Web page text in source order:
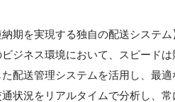
納期を実現する独自の配送システム
ジネス環境において、スピードは
た配送管理システムを活用し、最
通状況をリアルタイムで分析し、